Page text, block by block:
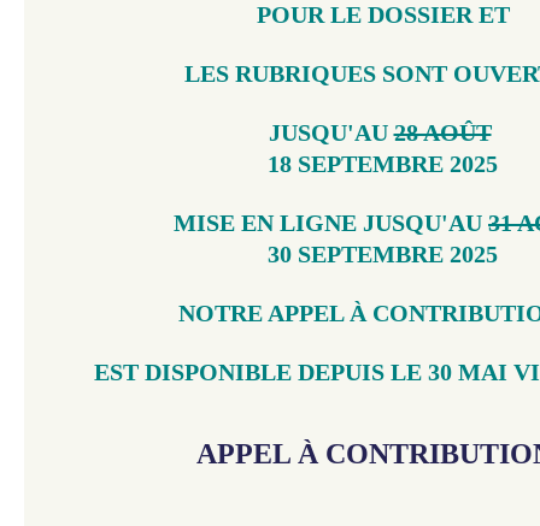
POUR LE DOSSIER ET
LES RUBRIQUES SONT
JUSQU'AU28 AOÛT
18 SEPTEMBRE 2025
MISE EN LIGNE JUSQU'AU 31
30 SEPTEMBRE 2025
NOTRE APPEL À
EST DISPONIBLE DEPUIS LE 30 MAI
APPEL À